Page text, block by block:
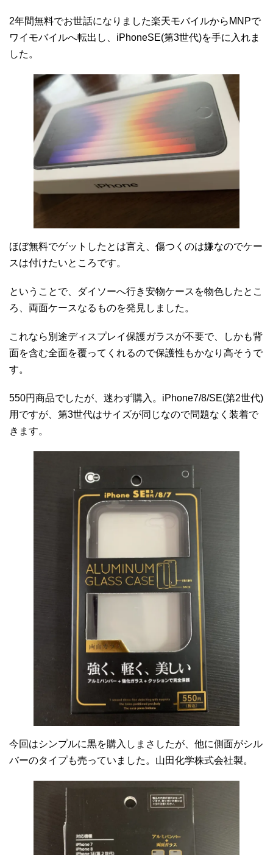
2年間無料でお世話になりました楽天モバイルからMNPで
ワイモバイルへ転出し、iPhoneSE(第3世代)を手に入れま
した。
ほぼ無料でゲットしたとは言え、傷つくのは嫌なのでケー
スは付けたいところです。
ということで、ダイソーへ行き安物ケースを物色したとこ
ろ、両面ケースなるものを発見しました。
これなら別途ディスプレイ保護ガラスが不要で、しかも背
面を含む全面を覆ってくれるので保護性もかなり高そうで
す。
550円商品でしたが、迷わず購入。iPhone7/8/SE(第2世代)
用ですが、第3世代はサイズが同じなので問題なく装着で
きます。
今回はシンプルに黒を購入しまさしたが、他に側面がシル
バーのタイプも売っていました。山田化学株式会社製。